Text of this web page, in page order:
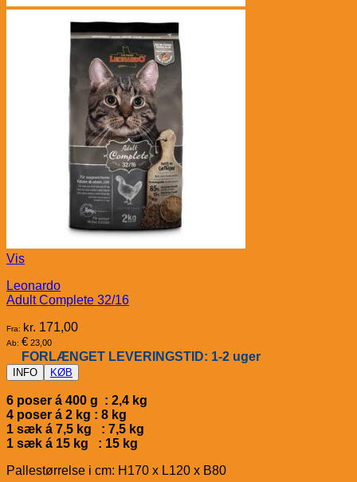
Vis
Leonardo
Adult Complete 32/16
Fra: kr. 171,00
Ab: € 23,00
FORLÆNGET LEVERINGSTID: 1-2 uger
INFO KØB
6 poser á 400 g : 2,4 kg
4 poser á 2 kg : 8 kg
1 sæk á 7,5 kg : 7,5 kg
1 sæk á 15 kg : 15 kg
Pallestørrelse i cm: H170 x L120 x B80